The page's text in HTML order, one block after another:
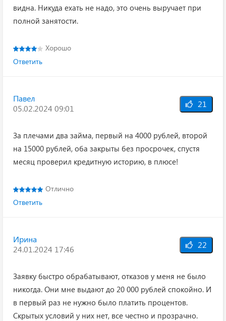
видна. Никуда ехать не надо, это очень выручает при
полной занятости.
Хорошо
Ответить
Павел
05.02.2024 09:01
21
За плечами два займа, первый на 4000 рублей, второй
на 15000 рублей, оба закрыты без просрочек, спустя
месяц проверил кредитную историю, в плюсе!
Отлично
Ответить
Ирина
24.01.2024 17:46
22
Заявку быстро обрабатывают, отказов у меня не было
никогда. Они мне выдают до 20 000 рублей спокойно. И
в первый раз не нужно было платить процентов.
Скрытых условий у них нет, все честно и прозрачно.